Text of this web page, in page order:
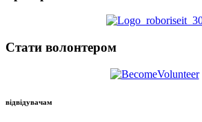
Стати волонтером
відвідувачам